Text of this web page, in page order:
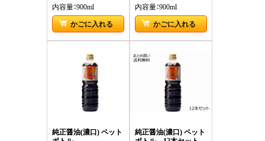
内容量：900ml
かごに入れる
内容量：900ml
かごに入れる
純正醤油(濃口) ペット
純正醤油(濃口) ペット